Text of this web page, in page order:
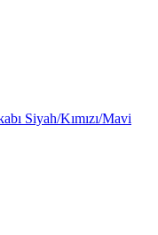
Siyah/Kımızı/Mavi